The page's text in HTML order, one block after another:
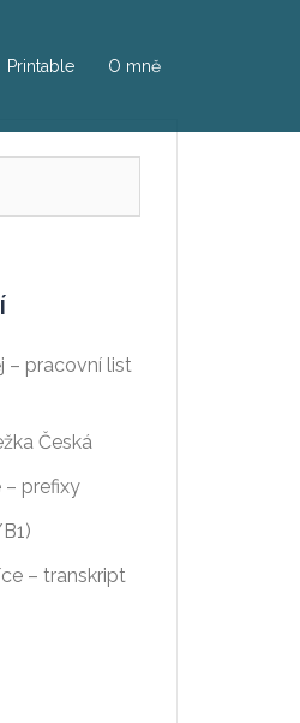
Printable O mně
– pracovní list
Česká
– prefixy
– transkript